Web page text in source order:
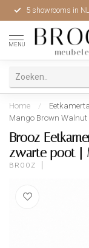
5 showrooms in
MENU
Home /
Mango Brown Walnut
Brooz
zwarte poot |
BROOZ